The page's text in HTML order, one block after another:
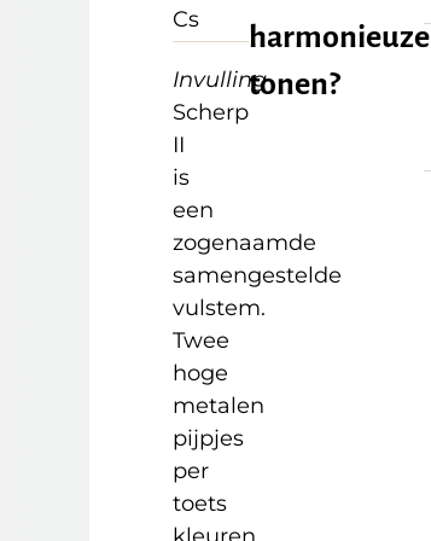
Cs
Invulling
Scherp
II
is
een
zogenaamde
samengestelde
vulstem.
Twee
hoge
metalen
pijpjes
per
toets
kleuren
harmonieuze
tonen?